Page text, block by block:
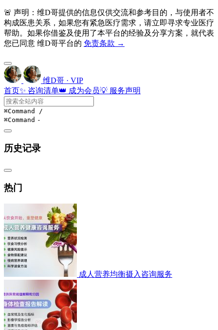
🚨 声明：维D哥提供的信息仅供交流和参考目的，与使用者不
构成医患关系，如果您有紧急医疗需求，请立即寻求专业医疗
帮助。如果你借鉴及使用了本平台的经验及分享方案，就代表
您已同意 维D哥平台的 免责条款 →
维D哥 · VIP
首页✨ 咨询清单👑 成为会员💡 服务声明
⌘Command /
⌘Command -
历史记录
热门
成人营养均衡摄入咨询服务